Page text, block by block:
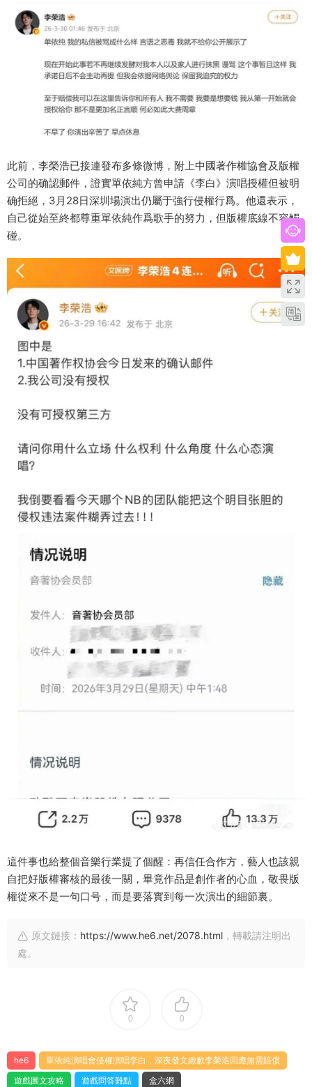
此前，李榮浩已接連發布多條微博，附上中國著作權協會及版權
公司的确認郵件，證實單依純方曾申請《李白》演唱授權但被明
确拒絕，3月28日深圳場演出仍屬于強行侵權行爲。他還表示，
自己從始至終都尊重單依純作爲歌手的努力，但版權底線不容觸
碰。
這件事也給整個音樂行業提了個醒：再信任合作方，藝人也該親
自把好版權審核的最後一關，畢竟作品是創作者的心血，敬畏版
權從來不是一句口号，而是要落實到每一次演出的細節裏。
原文鏈接： https://www.he6.net/2078.html ，轉載請注明出
處。
0 0
he6
單依純演唱會侵權演唱李白，深夜發文緻歉李榮浩回應無需賠償
遊戲圖文攻略
遊戲問答難點 盒六網